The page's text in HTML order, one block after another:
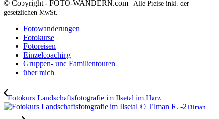
© Copyright - FOTO-WANDERN.com | Alle Preise inkl. der
gesetzlichen MwSt.
Fotowanderungen
Fotokurse
Fotoreisen
Einzelcoaching
Gruppen- und Familientouren
über mich
Fotokurs Landschaftsfotografie im Ilsetal im Harz
Tilman